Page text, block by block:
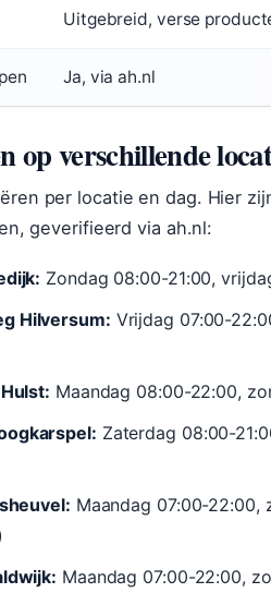
Uitgebreid, verse
Ja, via ah.nl
op verschillende
per locatie en dag. Hier
geverifieerd via ah.nl:
Zondag 08:00-21:00,
Hilversum: Vrijdag 07:00-
Maandag 08:00-22:00,
Zaterdag 08:00-
Maandag 07:00-22:00,
Maandag 07:00-22:00,